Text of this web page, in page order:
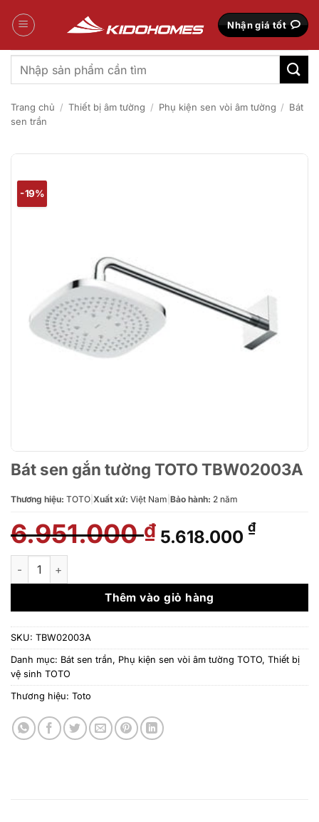
qua
Nhận giá tốt
Tìm
kiếm:
Trang chủ / Thiết bị âm tường / Phụ kiện sen vòi âm tường / Bát
sen trần
-19%
Bát sen gắn tường TOTO TBW02003A
Thương hiệu: TOTO Xuất xứ: Việt Nam Bảo hành: 2 năm
6.951.000₫ Giá
gốc
6.951.000 ₫.
5.618.000 ₫Giá
là:
Bát sen gắn tường TOTO TBW02003A số lượng
Thêm vào giỏ hàng
SKU: TBW02003A
Danh mục: Bát sen trần, Phụ kiện sen vòi âm tường TOTO, Thiết bị
vệ sinh TOTO
Thương hiệu: Toto